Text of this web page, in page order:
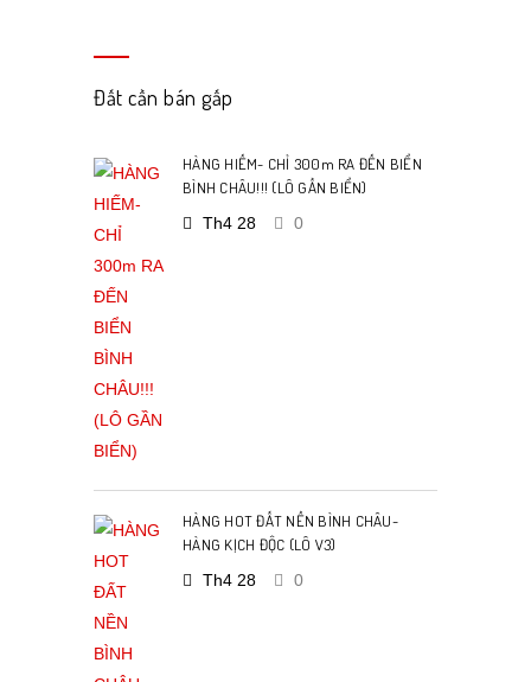
Đất cần bán gấp
HÀNG HIẾM- CHỈ 300m RA ĐẾN BIỂN
BÌNH CHÂU!!! (LÔ GẦN BIỂN)
Th4 28
0
HÀNG HOT ĐẤT NỀN BÌNH CHÂU-
HÀNG KỊCH ĐỘC (LÔ V3)
Th4 28
0